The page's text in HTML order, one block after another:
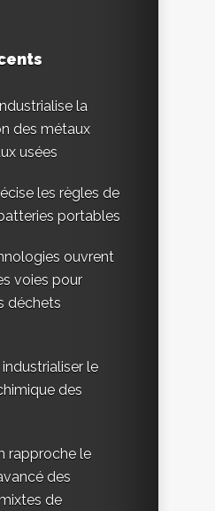
la
des métaux
usées
les règles de
portables
ouvrent
voies pour
déchets
le
des
rapproche le
des
de